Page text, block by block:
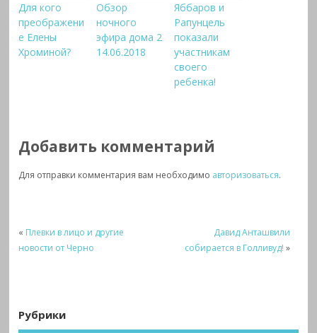
Для кого
преображени
е Елены
Хроминой?
Обзор
ночного
эфира дома 2
14.06.2018
Яббаров и
Рапунцель
показали
участникам
своего
ребенка!
Добавить комментарий
Для отправки комментария вам необходимо авторизоваться.
« Плевки в лицо и другие
новости от Черно
Давид Анташвили
собирается в Голливуд! »
Рубрики